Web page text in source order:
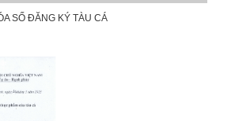
SỐ ĐĂNG KÝ TÀU CÁ